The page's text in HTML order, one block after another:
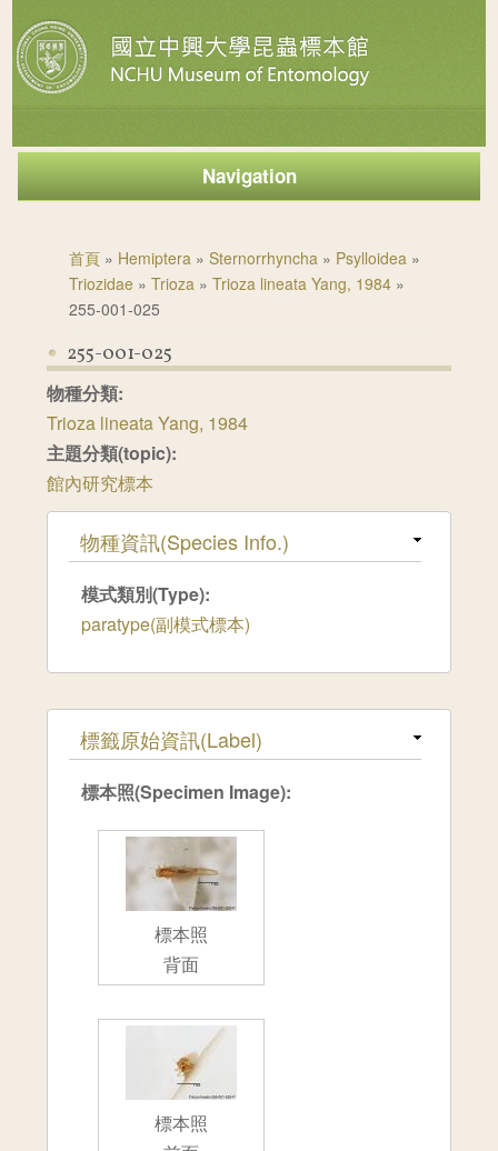
Navigation
首頁 » Hemiptera »Sternorrhyncha » Psylloidea »
Triozidae »Trioza »Trioza lineata Yang, 1984 »
255-001-025
255-001-025
物種分類:
Trioza lineata Yang, 1984
主題分類(topic):
館內研究標本
隱藏
物種資訊(Species Info.)
模式類別(Type):
paratype(副模式標本)
隱藏
標籤原始資訊(Label)
標本照(Specimen Image):
標本照
背面
標本照